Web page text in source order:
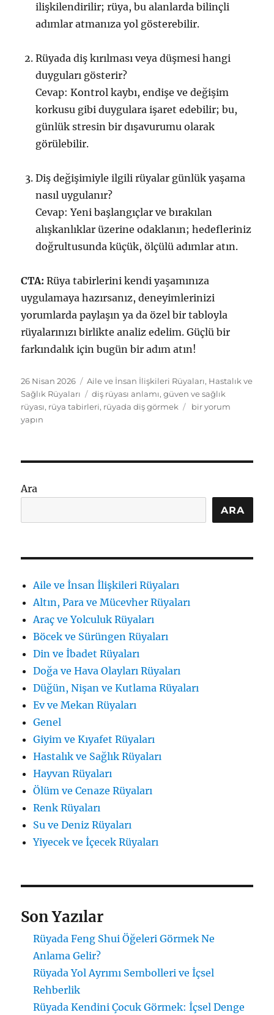
ilişkilendirilir; rüya, bu alanlarda bilinçli
adımlar atmanıza yol gösterebilir.
Rüyada diş kırılması veya düşmesi hangi
duyguları gösterir?
Cevap: Kontrol kaybı, endişe ve değişim
korkusu gibi duygulara işaret edebilir; bu,
günlük stresin bir dışavurumu olarak
görülebilir.
Diş değişimiyle ilgili rüyalar günlük yaşama
nasıl uygulanır?
Cevap: Yeni başlangıçlar ve bırakılan
alışkanlıklar üzerine odaklanın; hedefleriniz
doğrultusunda küçük, ölçülü adımlar atın.
CTA: Rüya tabirlerini kendi yaşamınıza
uygulamaya hazırsanız, deneyimlerinizi
yorumlarda paylaşın ya da özel bir tabloyla
rüyalarınızı birlikte analiz edelim. Güçlü bir
farkındalık için bugün bir adım atın!
Yayın
tarihi
26 Nisan 2026 Kategoriler
Aile ve İnsan İlişkileri Rüyaları, Hastalık ve
Sağlık Rüyaları
Etiketler
diş rüyası anlamı,güven ve sağlık
rüyası, rüya tabirleri, rüyada diş görmek
Rüyada
tabirleri
bir yorum
yapın
Ara
ARA
Aile ve İnsan İlişkileri Rüyaları
Altın, Para ve Mücevher Rüyaları
Araç ve Yolculuk Rüyaları
Böcek ve Sürüngen Rüyaları
Din ve İbadet Rüyaları
Doğa ve Hava Olayları Rüyaları
Düğün, Nişan ve Kutlama Rüyaları
Ev ve Mekan Rüyaları
Genel
Giyim ve Kıyafet Rüyaları
Hastalık ve Sağlık Rüyaları
Hayvan Rüyaları
Ölüm ve Cenaze Rüyaları
Renk Rüyaları
Su ve Deniz Rüyaları
Yiyecek ve İçecek Rüyaları
Son Yazılar
Rüyada Feng Shui Öğeleri Görmek Ne
Anlama Gelir?
Rüyada Yol Ayrımı Sembolleri ve İçsel
Rehberlik
Rüyada Kendini Çocuk Görmek: İçsel Denge